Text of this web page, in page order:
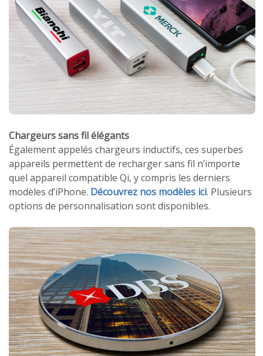
Chargeurs sans fil élégants
Également appelés chargeurs inductifs, ces superbes
appareils permettent de recharger sans fil n’importe
quel appareil compatible Qi, y compris les derniers
modèles d’iPhone. Découvrez nos modèles ici. Plusieurs
options de personnalisation sont disponibles.